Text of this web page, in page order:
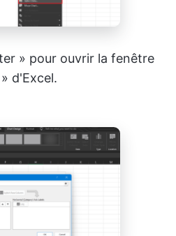
» pour ouvrir la fenêtre
d'Excel.